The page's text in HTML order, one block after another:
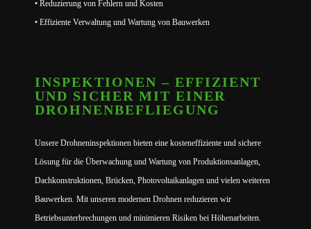
• Reduzierung von Fehlern und Kosten
• Effiziente Verwaltung und Wartung von Bauwerken
INSPEKTIONEN – EFFIZIENT
UND SICHER MIT EINER
DROHNENBEFLIEGUNG
Unsere Drohneninspektionen bieten eine kosteneffiziente und sichere
Lösung für die Überwachung und Wartung von Produktionsanlagen,
Dachkonstruktionen, Brücken, Photovoltaikanlagen und vielen weiteren
Bauwerken. Mit unseren modernen Drohnen reduzieren wir
Betriebsunterbrechungen und minimieren Risiken bei Höhenarbeiten.